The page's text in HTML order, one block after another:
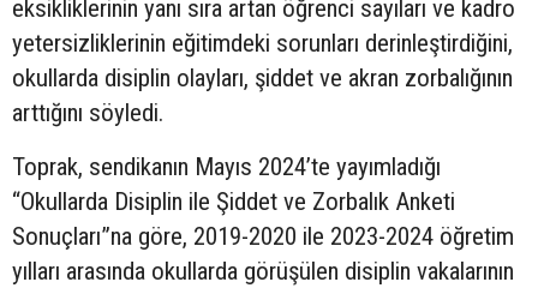
eksikliklerinin yanı sıra artan öğrenci sayıları ve kadro
yetersizliklerinin eğitimdeki sorunları derinleştirdiğini,
okullarda disiplin olayları, şiddet ve akran zorbalığının
arttığını söyledi.
Toprak, sendikanın Mayıs 2024’te yayımladığı
“Okullarda Disiplin ile Şiddet ve Zorbalık Anketi
Sonuçları”na göre, 2019-2020 ile 2023-2024 öğretim
yılları arasında okullarda görüşülen disiplin vakalarının